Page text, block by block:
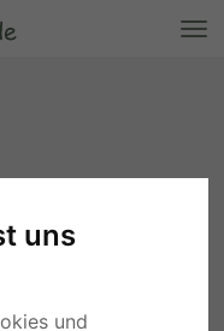
uns
und